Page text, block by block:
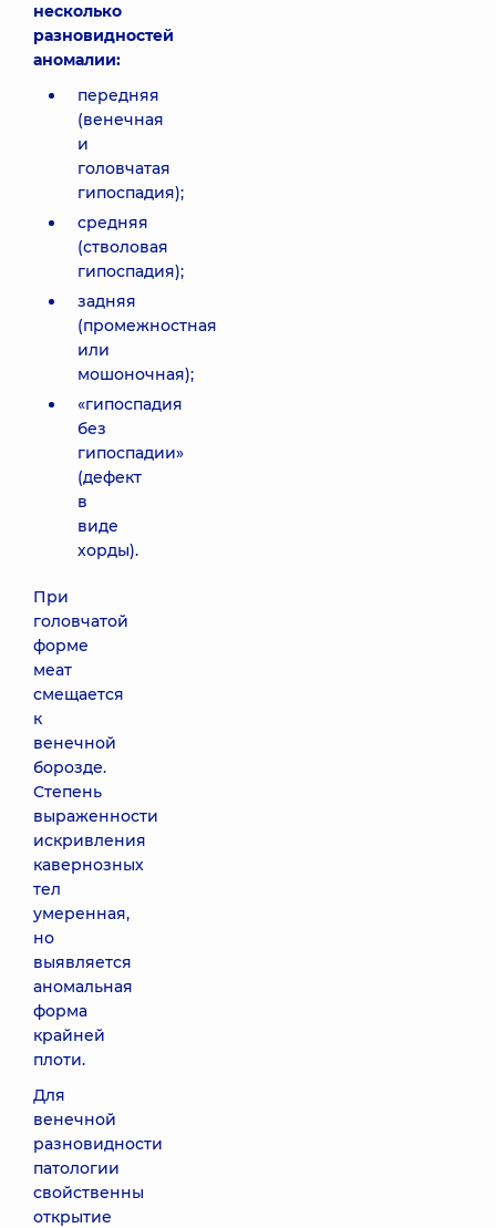
несколько
разновидностей
аномалии:
передняя
(венечная
и
головчатая
гипоспадия);
средняя
(стволовая
гипоспадия);
задняя
(промежностная
или
мошоночная);
«гипоспадия
без
гипоспадии»
(дефект
в
виде
хорды).
При
головчатой
форме
меат
смещается
к
венечной
борозде.
Степень
выраженности
искривления
кавернозных
тел
умеренная,
но
выявляется
аномальная
форма
крайней
плоти.
Для
венечной
разновидности
патологии
свойственны
открытие